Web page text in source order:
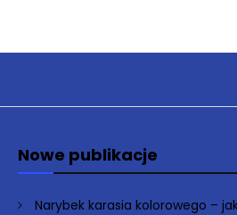
Nowe publikacje
Narybek karasia kolorowego –